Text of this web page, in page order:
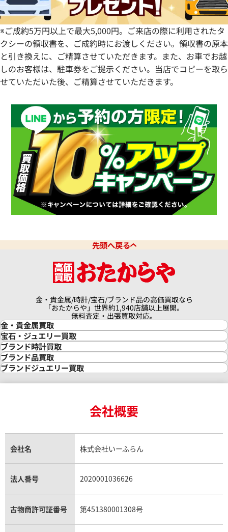
※ご成約5万円以上で最大5,000円。ご来店の際に利用されたタ
クシーの領収書を、ご成約時にお渡しください。領収書の原本
と引き換えに、ご精算させていただきます。また、お車でお越
しのお客様は、駐車券をご提示ください。当店でコピーを取ら
せていただいた後、ご精算させていただきます。
先頭へ戻る
金・貴金属/時計/宝石/ブランド品の高価買取なら
「おたからや」世界約1,940店舗以上展開。
無料査定・出張買取対応。
金・貴金属買取
金買取
金の相場価格情報
金の参考買取価格一覧
インゴット買取
インゴットの相場価格情報
24金買取
金貨買取
貴金属買取
銀・シルバー買取
パラジウム買取
宝石・ジュエリー買取
宝石・ジュエリー買取
ダイヤモンド買取
ダイヤモンド・宝石の参考価格一覧
リング・結婚指輪買取
エメラルド買取
トパーズ買取
タンザナイト買取
キャッツアイ買取
アクアマリン買取
ブランド時計買取
時計買取
ロレックス買取
ロレックス デイトナ買取
ロレックス サブマリーナー買取
ロレックス エクスプローラー買取
ロレックス デイトジャスト買取
パテック フィリップノーチラス買取
ヴァシュロン・コンスタンタン買取
オメガ買取
ブランド品買取
ブランド買取
シャネル マトラッセ買取
セリーヌ買取
プラダ買取
ブランドジュエリー買取
ヴァンクリーフ＆アーペル買取
ショーメ買取
ダミアーニ買取
モーブッサン買取
会社概要
会社名 株式会社いーふらん
法人番号 2020001036626
古物商許可証番号 第451380001308号